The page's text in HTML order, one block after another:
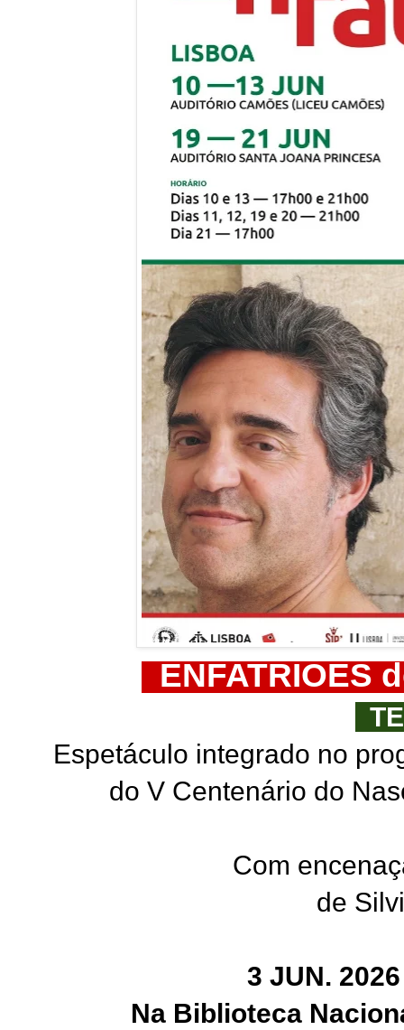
ENFATRIÕES
Espetáculo integrado no
do V Centenário do
Com
de
3 JUN.
Na Biblioteca